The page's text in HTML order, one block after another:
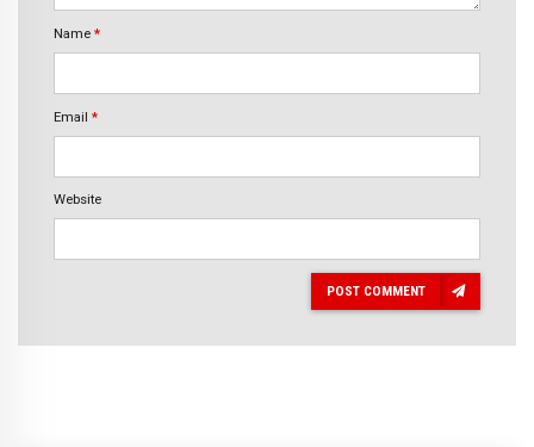
Name *
Email *
Website
POST COMMENT